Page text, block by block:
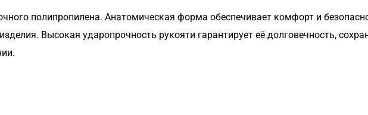
полипропилена. Анатомическая форма обеспечивает комфорт и
Высокая ударопрочность рукояти гарантирует её долговечность,